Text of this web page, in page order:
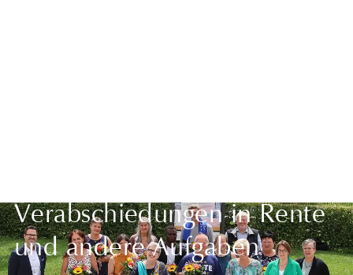
Verabschiedungen in Rente
und andere Aufgaben